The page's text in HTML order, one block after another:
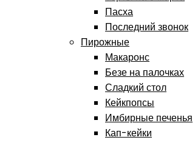
Пасха
Последний звонок
Пирожные
Макаронс
Безе на палочках
Сладкий стол
Кейкпопсы
Имбирные печенья
Кап-кейки